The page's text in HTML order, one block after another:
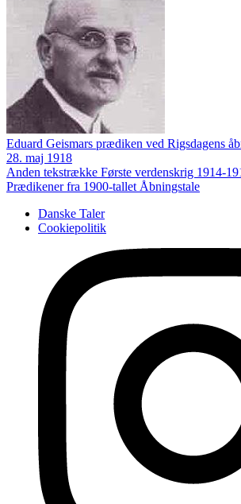
Eduard Geismars prædiken ved Rigsdagens
28. maj 1918
Anden tekstrække Første verdenskrig 1914-
Prædikener fra 1900-tallet Åbningstale
Danske Taler
Cookiepolitik